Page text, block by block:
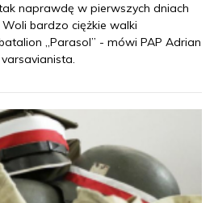
naprawdę w pierwszych dniach
bardzo ciężkie walki
„Parasol” - mówi PAP Adrian